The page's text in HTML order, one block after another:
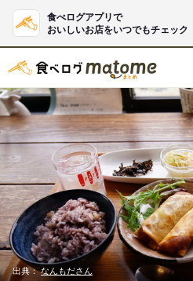
食べログアプリで
おいしいお店をいつでもチェック
出典：なんもださん